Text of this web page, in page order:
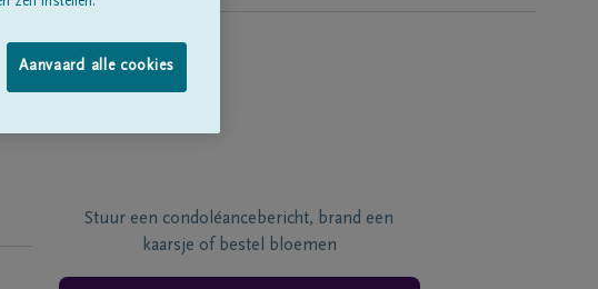
Stuur een condoléancebericht, brand een
kaarsje of bestel bloemen
Aanvaard alle cookies